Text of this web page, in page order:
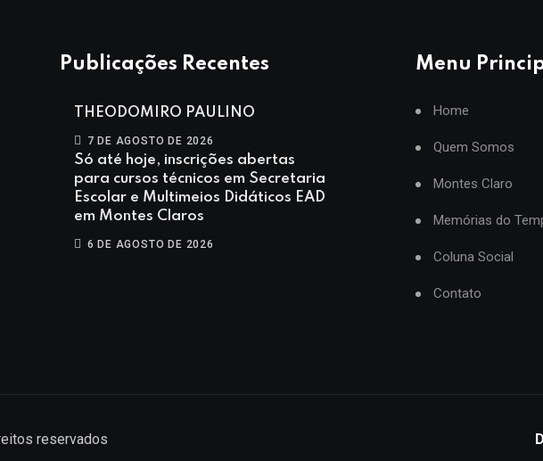
Publicações Recentes
THEODOMIRO PAULINO
7 DE AGOSTO DE 2026
Só até hoje, inscrições abertas
para cursos técnicos em Secretaria
Escolar e Multimeios Didáticos EAD
em Montes Claros
6 DE AGOSTO DE 2026
Menu
Home
Quem Somos
Montes Claro
Memórias do
Coluna Social
Contato
reservados